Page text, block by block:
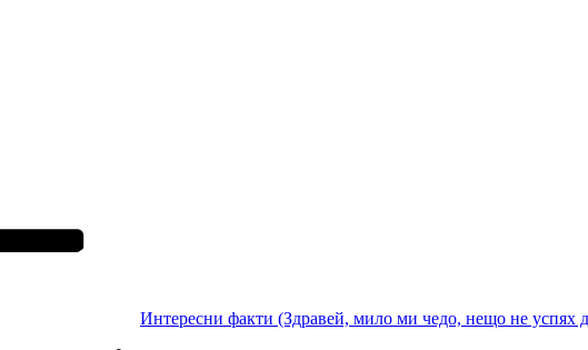
Интересни факти (Здравей, мило ми чедо, нещо не успях